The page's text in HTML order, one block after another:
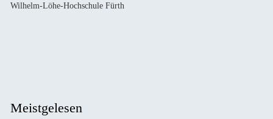
Wilhelm-Löhe-Hochschule Fürth
Meistgelesen